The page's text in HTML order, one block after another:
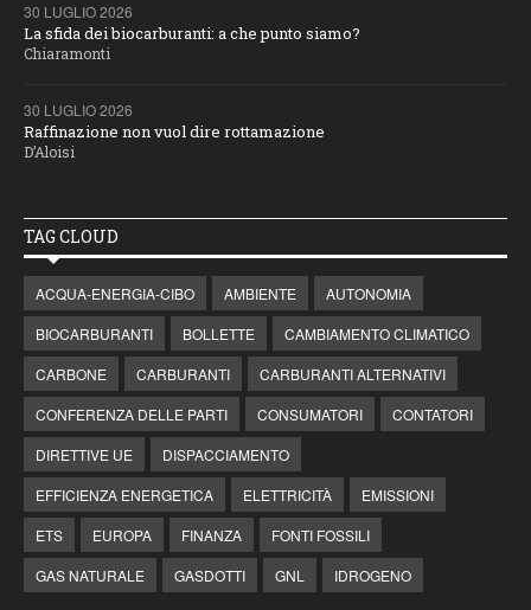
30 LUGLIO 2026
La sfida dei biocarburanti: a che punto siamo?
Chiaramonti
30 LUGLIO 2026
Raffinazione non vuol dire rottamazione
D’Aloisi
TAG CLOUD
ACQUA-ENERGIA-CIBO AMBIENTE
AUTONOMIA
BIOCARBURANTI
BOLLETTE
CAMBIAMENTO CLIMATICO
CARBONE
CARBURANTI
CARBURANTI ALTERNATIVI
CONFERENZA DELLE PARTI
CONSUMATORI
CONTATORI
DIRETTIVE UE
DISPACCIAMENTO
EFFICIENZA ENERGETICA
ELETTRICITÀ
EMISSIONI
ETS
EUROPA FINANZA
FONTI FOSSILI
GAS NATURALE
GASDOTTI GNL IDROGENO